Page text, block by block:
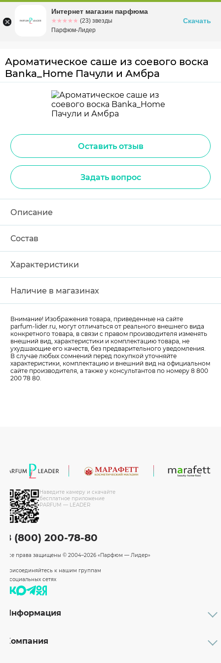
Омскул. Заозерная, 11, к. 1
Ароматическое саше из соевого воска
Banka_Home Пачули и Амбра
Оставить отзыв
Задать вопрос
Описание
Состав
Характеристики
Наличие в магазинах
Внимание! Изображения товара, приведенные на сайте
parfum-lider.ru, могут отличаться от реального внешнего вида
конкретного товара, в связи с правом производителя изменять
внешний вид, характеристики и комплектацию товара, не
ухудшающие его качеств, без предварительного уведомления.
В случае любых сомнений перед покупкой уточняйте
характеристики, комплектацию и внешний вид на официальном
сайте производителя, а также у консультантов по номеру 8 800
200 78 80.
Наведите камеру и скачайте
бесплатное приложение
PARFUM — LEADER
8 (800) 200-78-80
Все права защищены © 2004–2026 «Парфюм — Лидер»
Присоединяйтесь к нашим группам
в социальных сетях
Информация
Бренды
Компания
Интернет магазин парфюма
☆☆☆☆☆
★★★★★ (23) звезды
Парфюм-Лидер
Скачать